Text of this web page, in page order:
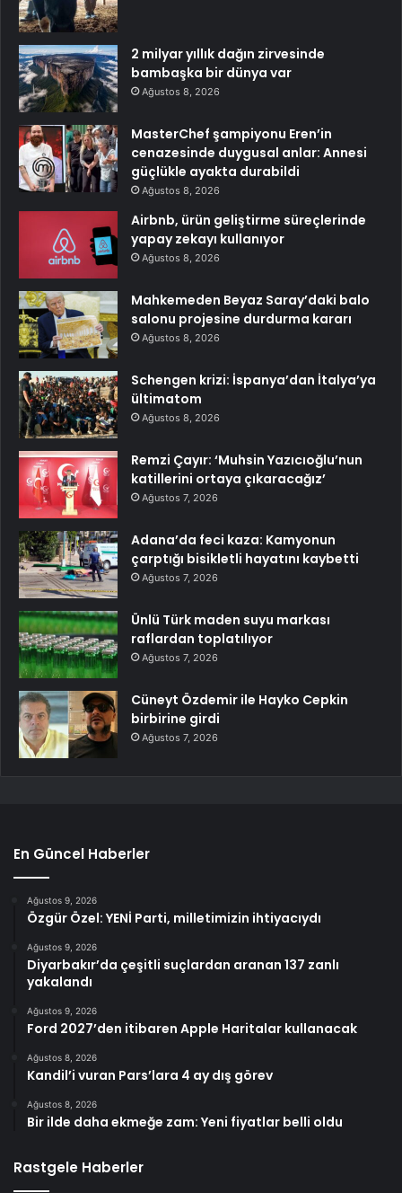
2 milyar yıllık dağın zirvesinde
bambaşka bir dünya var
Ağustos 8, 2026
MasterChef şampiyonu Eren’in
cenazesinde duygusal anlar: Annesi
güçlükle ayakta durabildi
Ağustos 8, 2026
Airbnb, ürün geliştirme süreçlerinde
yapay zekayı kullanıyor
Ağustos 8, 2026
Mahkemeden Beyaz Saray’daki balo
salonu projesine durdurma kararı
Ağustos 8, 2026
Schengen krizi: İspanya’dan İtalya’ya
ültimatom
Ağustos 8, 2026
Remzi Çayır: ‘Muhsin Yazıcıoğlu’nun
katillerini ortaya çıkaracağız’
Ağustos 7, 2026
Adana’da feci kaza: Kamyonun
çarptığı bisikletli hayatını kaybetti
Ağustos 7, 2026
Ünlü Türk maden suyu markası
raflardan toplatılıyor
Ağustos 7, 2026
Cüneyt Özdemir ile Hayko Cepkin
birbirine girdi
Ağustos 7, 2026
En Güncel Haberler
Ağustos 9, 2026
Özgür Özel: YENİ Parti, milletimizin ihtiyacıydı
Ağustos 9, 2026
Diyarbakır’da çeşitli suçlardan aranan 137 zanlı
yakalandı
Ağustos 9, 2026
Ford 2027’den itibaren Apple Haritalar kullanacak
Ağustos 8, 2026
Kandil’i vuran Pars’lara 4 ay dış görev
Ağustos 8, 2026
Bir ilde daha ekmeğe zam: Yeni fiyatlar belli oldu
Rastgele Haberler